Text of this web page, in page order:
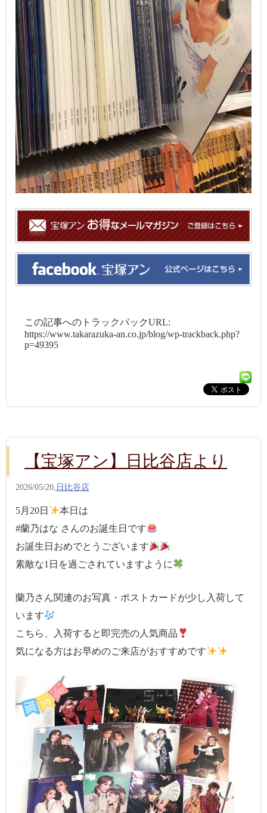
この記事へのトラックバックURL:
https://www.takarazuka-an.co.jp/blog/wp-trackback.php?
p=49395
【宝塚アン】日比谷店より
2026/05/20, 日比谷店
5月20日
本日は
#蘭乃はな さんのお誕生日です
お誕生日おめでとうございます
素敵な1日を過ごされていますように
蘭乃さん関連のお写真・ポストカードが少し入荷して
います
こちら、入荷すると即完売の人気商品
気になる方はお早めのご来店がおすすめです